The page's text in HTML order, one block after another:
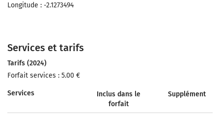
Longitude : -2.1273494
Services et tarifs
Tarifs (2024)
Forfait services : 5.00 €
Services
Inclus dans le
forfait
Supplément